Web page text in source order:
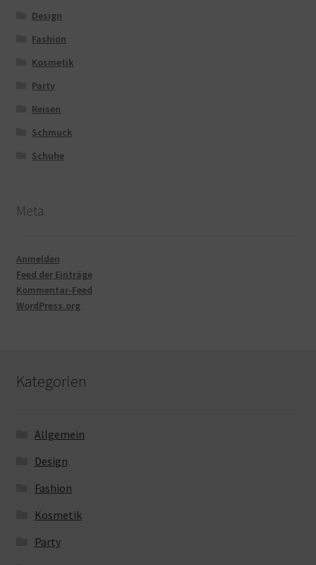
Design
Fashion
Kosmetik
Party
Reisen
Schmuck
Schuhe
Meta
Anmelden
Feed der Einträge
Kommentar-Feed
WordPress.org
Kategorien
Allgemein
Design
Fashion
Kosmetik
Party